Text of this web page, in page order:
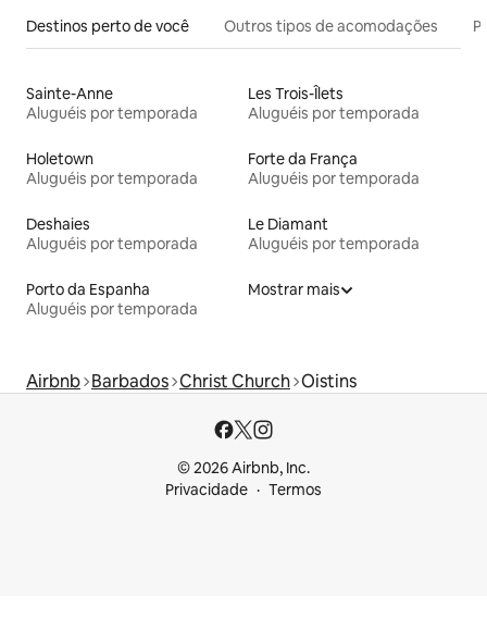
Destinos perto de você Outros tipos de acomodações
Sainte-Anne
Aluguéis por temporada
Les Trois-Îlets
Aluguéis por temporada
Holetown
Aluguéis por temporada
Forte da França
Aluguéis por temporada
Deshaies
Aluguéis por temporada
Le Diamant
Aluguéis por temporada
Porto da Espanha
Aluguéis por temporada
Mostrar mais
Airbnb Barbados Christ Church Oistins
© 2026 Airbnb, Inc.
Privacidade
Termos